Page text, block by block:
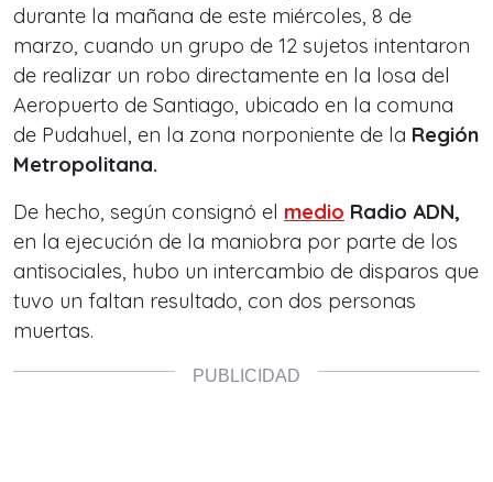
durante la mañana de este miércoles, 8 de
marzo, cuando un grupo de 12 sujetos intentaron
de realizar un robo directamente en la losa del
Aeropuerto de Santiago, ubicado en la comuna
de Pudahuel, en la zona norponiente de la Región
Metropolitana.
De hecho, según consignó el medio Radio ADN,
en la ejecución de la maniobra por parte de los
antisociales, hubo un intercambio de disparos que
tuvo un faltan resultado, con dos personas
muertas.